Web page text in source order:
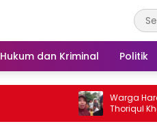
Hukum dan Kriminal Politik
Warga Harap
Thoriqul Khoir Berlanjut